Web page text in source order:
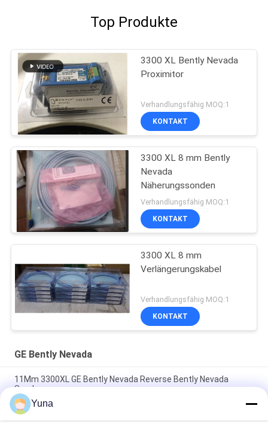
Top Produkte
3300 XL Bently Nevada
Proximitor
Verhandlungsfähig MOQ:1
KONTAKT
3300 XL 8 mm Bently
Nevada
Näherungssonden
Verhandlungsfähig MOQ:1
KONTAKT
3300 XL 8 mm
Verlängerungskabel
Verhandlungsfähig MOQ:1
KONTAKT
GE Bently Nevada
11Mm 3300XL GE Bently Nevada Reverse Bently Nevada
Sonde
50 mm 3300XL Bently Nevada Näherungssonde 330709-000-
050-10-02-00
Yuna